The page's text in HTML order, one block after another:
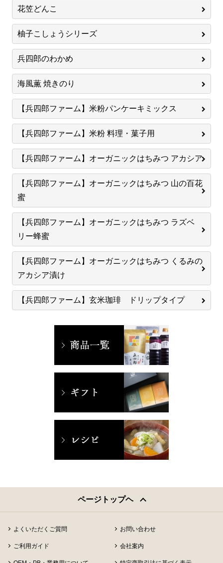
花笠どんこ
柚子こしょうシリーズ
兵四郎のわかめ
海風薫 焼きのり
【兵四郎ファーム】米粉パンケーキミックス
【兵四郎ファーム】米粉 料理・菓子用
【兵四郎ファーム】オーガニックはちみつ アカシア
【兵四郎ファーム】オーガニックはちみつ 山の百花
蜜
【兵四郎ファーム】オーガニックはちみつ ラズベ
リー蜂蜜
【兵四郎ファーム】オーガニックはちみつ くるみの
アカシア漬け
【兵四郎ファーム】玄米珈琲 ドリップタイプ
ページトップヘ
よくいただくご質問 お問い合わせ
ご利用ガイド 会社案内